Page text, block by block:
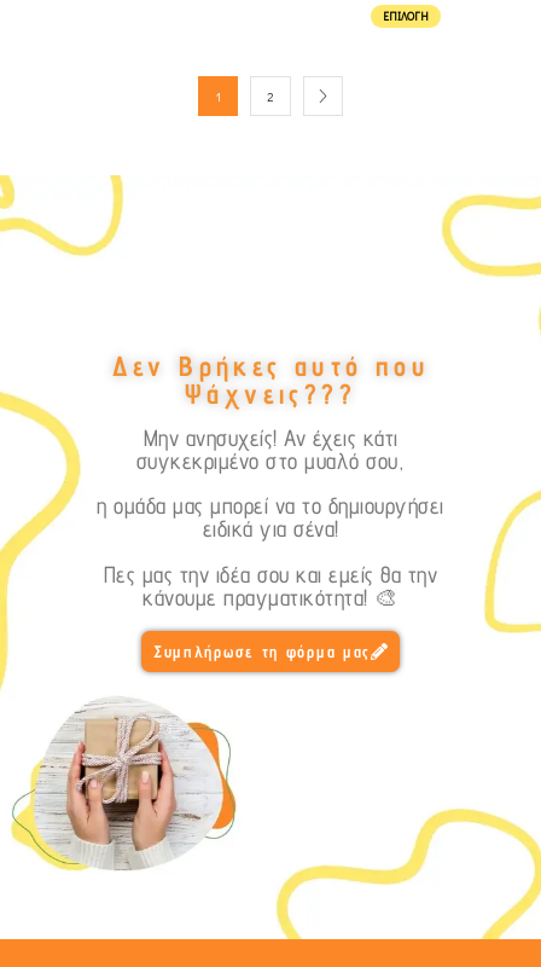
ΕΠΙΛΟΓΉ
1 2
Δεν Βρήκες αυτό που
Ψάχνεις???
Μην ανησυχείς! Αν έχεις κάτι
συγκεκριμένο στο μυαλό σου,
η ομάδα μας μπορεί να το δημιουργήσει
ειδικά για σένα!
Πες μας την ιδέα σου και εμείς θα την
κάνουμε πραγματικότητα! 🎨
Συμπλήρωσε τη φόρμα μας